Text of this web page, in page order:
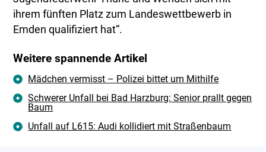
ihrem fünften Platz zum Landeswettbewerb in
Emden qualifiziert hat“.
Weitere spannende Artikel
Mädchen vermisst – Polizei bittet um Mithilfe
Schwerer Unfall bei Bad Harzburg: Senior prallt gegen
Baum
Unfall auf L615: Audi kollidiert mit Straßenbaum